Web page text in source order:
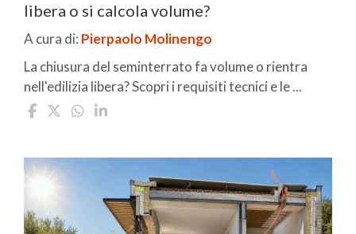
libera o si calcola volume?
A cura di: Pierpaolo Molinengo
La chiusura del seminterrato fa volume o rientra
nell'edilizia libera? Scopri i requisiti tecnici e le ...